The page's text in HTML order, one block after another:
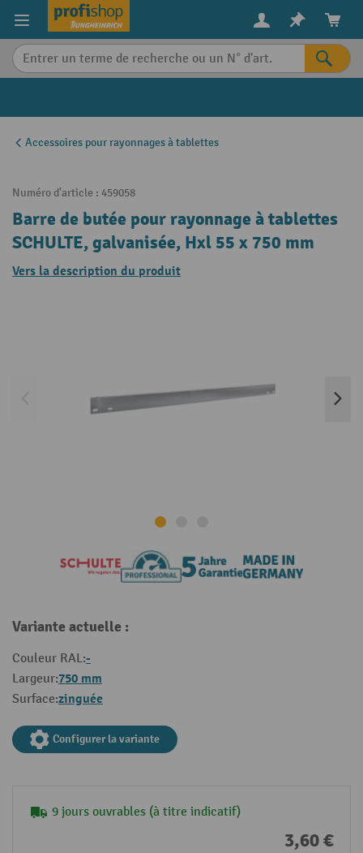
content
Accessoires pour rayonnages à tablettes
Numéro d'article : 459058
Barre de butée pour rayonnage à tablettes
SCHULTE, galvanisée, Hxl 55 x 750 mm
Vers la description du produit
Variante actuelle :
Couleur RAL:-
Largeur:750 mm
Surface:zinguée
Configurer la variante
9 jours ouvrables (à titre indicatif)
3,60 €